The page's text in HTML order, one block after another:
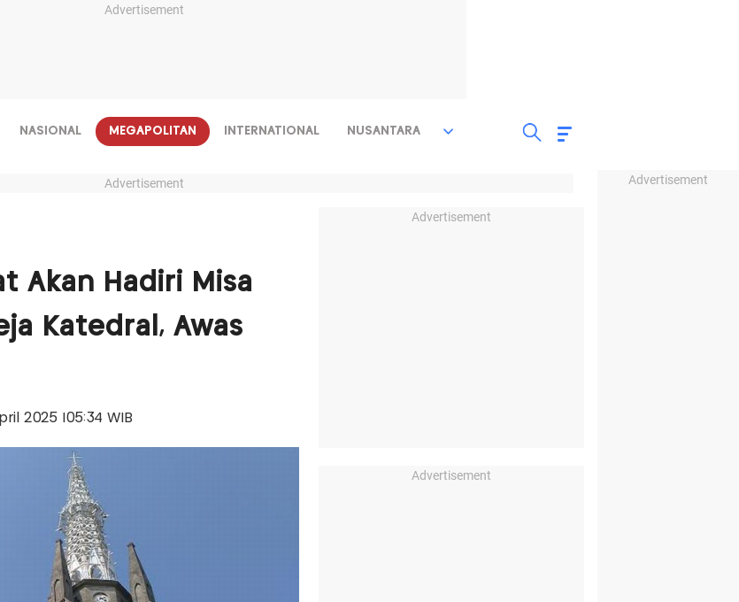
Advertisement
Advertisement
NASIONAL MEGAPOLITAN INTERNATIONAL NUSANTARA
Advertisement
Akan Hadiri Misa
Katedral, Awas
2025 |05:34 WIB
Advertisement
Advertisement